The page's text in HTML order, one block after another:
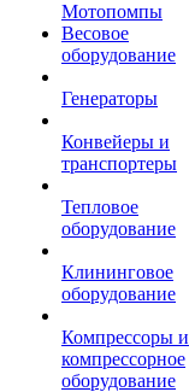
Мотопомпы
Весовое
оборудование
Генераторы
Конвейеры и
транспортеры
Тепловое
оборудование
Клининговое
оборудование
Компрессоры и
компрессорное
оборудование